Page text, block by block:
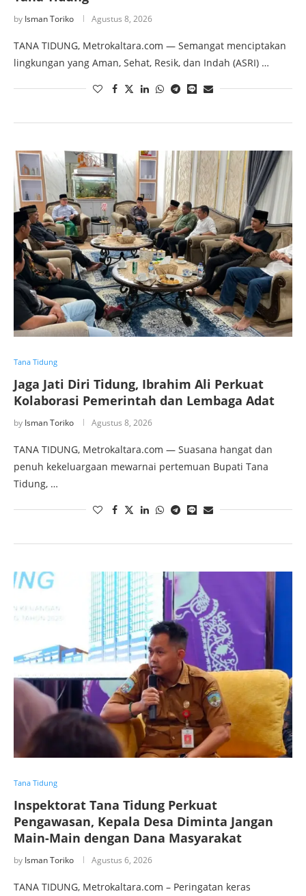
by Isman Toriko Agustus 8, 2026
TANA TIDUNG, Metrokaltara.com — Semangat menciptakan
lingkungan yang Aman, Sehat, Resik, dan Indah (ASRI) …
Tana Tidung
Jaga Jati Diri Tidung, Ibrahim Ali Perkuat
Kolaborasi Pemerintah dan Lembaga Adat
by Isman Toriko Agustus 8, 2026
TANA TIDUNG, Metrokaltara.com — Suasana hangat dan
penuh kekeluargaan mewarnai pertemuan Bupati Tana
Tidung, …
Tana Tidung
Inspektorat Tana Tidung Perkuat
Pengawasan, Kepala Desa Diminta Jangan
Main-Main dengan Dana Masyarakat
by Isman Toriko Agustus 6, 2026
TANA TIDUNG, Metrokaltara.com – Peringatan keras